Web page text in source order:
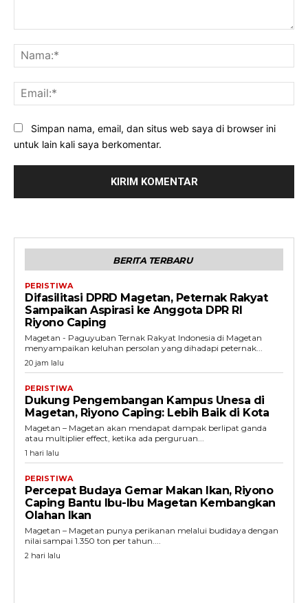
Simpan nama, email, dan situs web saya di browser ini
untuk lain kali saya berkomentar.
BERITA TERBARU
PERISTIWA
Difasilitasi DPRD Magetan, Peternak Rakyat
Sampaikan Aspirasi ke Anggota DPR RI
Riyono Caping
Magetan - Paguyuban Ternak Rakyat Indonesia di Magetan
menyampaikan keluhan persolan yang dihadapi peternak...
20 jam lalu
PERISTIWA
Dukung Pengembangan Kampus Unesa di
Magetan, Riyono Caping: Lebih Baik di Kota
Magetan – Magetan akan mendapat dampak berlipat ganda
atau multiplier effect, ketika ada perguruan...
1 hari lalu
PERISTIWA
Percepat Budaya Gemar Makan Ikan, Riyono
Caping Bantu Ibu-Ibu Magetan Kembangkan
Olahan Ikan
Magetan – Magetan punya perikanan melalui budidaya dengan
nilai sampai 1.350 ton per tahun....
2 hari lalu